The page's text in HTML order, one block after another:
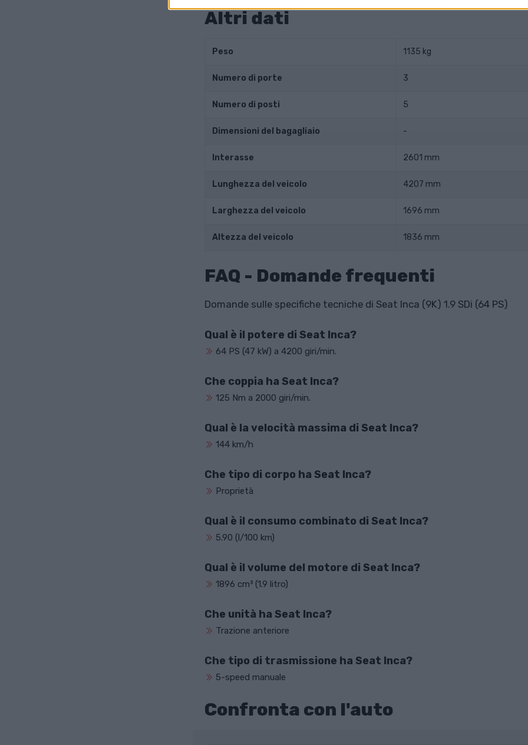
Altri dati
Peso 1135 kg
Numero di porte 3
Numero di posti 5
Dimensioni del bagagliaio -
Interasse 2601 mm
Lunghezza del veicolo 4207 mm
Larghezza del veicolo 1696 mm
Altezza del veicolo 1836 mm
FAQ - Domande frequenti
Domande sulle specifiche tecniche di Seat Inca (9K) 1.9 SDi (64 PS)
Qual è il potere di Seat Inca?
64 PS (47 kW) a 4200 giri/min.
Che coppia ha Seat Inca?
125 Nm a 2000 giri/min.
Qual è la velocità massima di Seat Inca?
144 km/h
Che tipo di corpo ha Seat Inca?
Proprietà
Qual è il consumo combinato di Seat Inca?
5.90 (l/100 km)
Qual è il volume del motore di Seat Inca?
1896 cm³ (1.9 litro)
Che unità ha Seat Inca?
Trazione anteriore
Che tipo di trasmissione ha Seat Inca?
5-speed manuale
Confronta con l'auto